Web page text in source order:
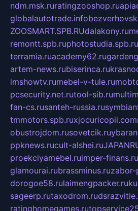
ndm.msk.ruratingzooshop.ru
globalautotrade.info
ZOOSMART.SPB.RUdalakony.ru
remontt.spb.ruphotostudia.spb.ru
terramia.ruacademy62.ru
artem-news.rubiserinca.ru
imshowtv.rumebel-v-tule.ru
pcsecurity.net.rutool-sib.ru
fan-cs.rusanteh-russia.ru
tmmotors.spb.ruxjocuricopii.com
obustrojdom.rusovetcik.ru
ppknews.rucult-alshei.ru
proekciyamebel.ruimper-finans.ru
glamourai.rubrassminus.ruzabor-
dorogoe58.rulaimengpacker.ru
sageerp.rutaxodrom.ru
ratinghomegames.ru